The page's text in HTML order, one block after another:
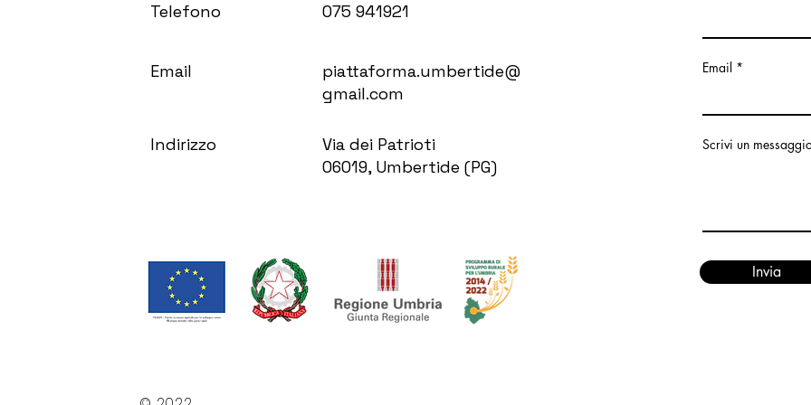
Telefono
Email
Indirizzo
075 941921
piattaforma.umbertide@
gmail.com
Via dei Patrioti
06019, Umbertide (PG)
Email
Scrivi un
Invia